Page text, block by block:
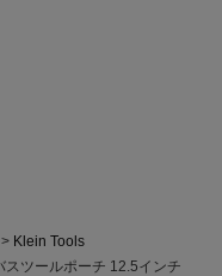
Klein Tools
スツールポーチ 12.5インチ